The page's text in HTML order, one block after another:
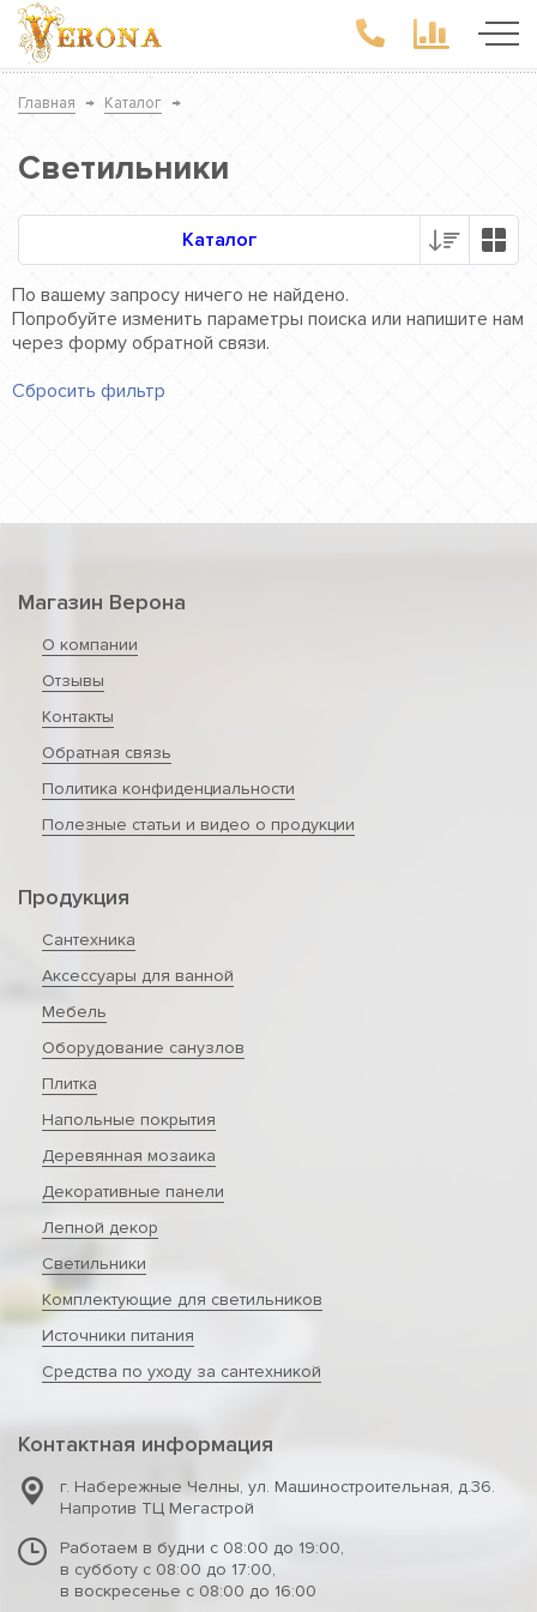
Главная → Каталог →
Светильники
Каталог
По вашему запросу ничего не найдено.
Попробуйте изменить параметры поиска или напишите нам
через форму обратной связи.
Сбросить фильтр
Магазин Верона
О компании
Отзывы
Контакты
Обратная связь
Политика конфиденциальности
Полезные статьи и видео о продукции
Продукция
Сантехника
Аксессуары для ванной
Мебель
Оборудование санузлов
Плитка
Напольные покрытия
Деревянная мозаика
Декоративные панели
Лепной декор
Светильники
Комплектующие для светильников
Источники питания
Средства по уходу за сантехникой
Контактная информация
г. Набережные Челны, ул. Машиностроительная, д.36.
Напротив ТЦ Мегастрой
Работаем в будни с 08:00 до 19:00,
в субботу с 08:00 до 17:00,
в воскресенье с 08:00 до 16:00